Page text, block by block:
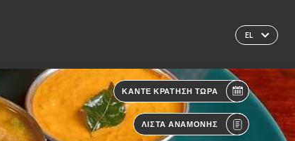
EL
ΚΆΝΤΕ ΚΡΆΤΗΣΗ ΤΏΡΑ
ΛΊΣΤΑ ΑΝΑΜΟΝΉΣ